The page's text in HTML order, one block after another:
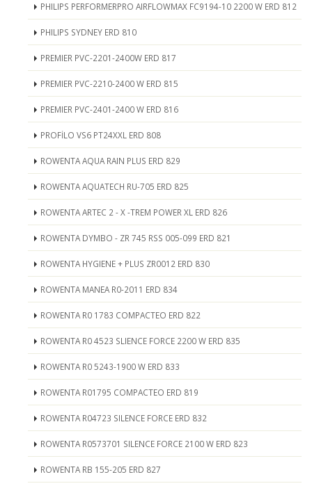
PHILIPS PERFORMERPRO AIRFLOWMAX FC9194-10 2200 W ERD 812
PHILIPS SYDNEY ERD 810
PREMIER PVC-2201-2400W ERD 817
PREMIER PVC-2210-2400 W ERD 815
PREMIER PVC-2401-2400 W ERD 816
PROFİLO VS6 PT24XXL ERD 808
ROWENTA AQUA RAIN PLUS ERD 829
ROWENTA AQUATECH RU-705 ERD 825
ROWENTA ARTEC 2 - X -TREM POWER XL ERD 826
ROWENTA DYMBO - ZR 745 RSS 005-099 ERD 821
ROWENTA HYGIENE + PLUS ZR0012 ERD 830
ROWENTA MANEA R0-2011 ERD 834
ROWENTA R0 1783 COMPACTEO ERD 822
ROWENTA R0 4523 SLIENCE FORCE 2200 W ERD 835
ROWENTA R0 5243-1900 W ERD 833
ROWENTA R01795 COMPACTEO ERD 819
ROWENTA R04723 SILENCE FORCE ERD 832
ROWENTA R0573701 SILENCE FORCE 2100 W ERD 823
ROWENTA RB 155-205 ERD 827